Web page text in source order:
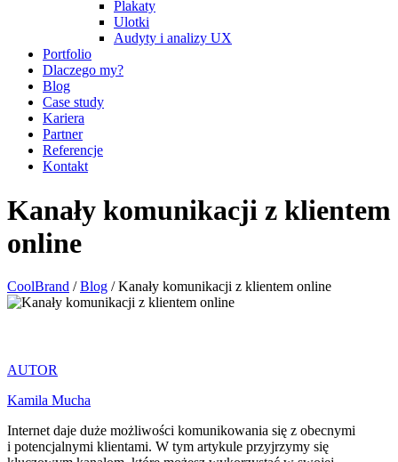
Plakaty
Ulotki
Audyty i analizy UX
Portfolio
Dlaczego my?
Blog
Case study
Kariera
Partner
Referencje
Kontakt
Kanały komunikacji z klientem
online
CoolBrand /Blog /Kanały komunikacji z klientem online
AUTOR
Kamila Mucha
Internet daje duże możliwości komunikowania się z obecnymi
i potencjalnymi klientami. W tym artykule przyjrzymy się